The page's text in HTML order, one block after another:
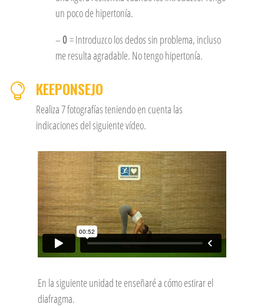
un poco de hipertonía.
–0 = Introduzco los dedos sin problema, incluso
me resulta agradable. No tengo hipertonía.
 KEEPONSEJO
Realiza 7 fotografías teniendo en cuenta las
indicaciones del siguiente vídeo.
En la siguiente unidad te enseñaré a cómo estirar el
diafragma.